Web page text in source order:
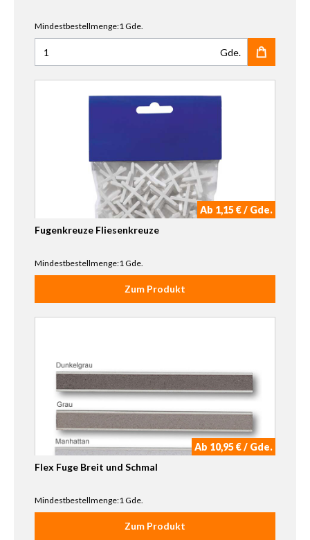
Mindestbestellmenge:1 Gde.
Anzahl für Ausgleichsmasse Nivelliermasse Plus 25 kg
Gde.
Ab 1,15 € / Gde.
Fugenkreuze Fliesenkreuze
Mindestbestellmenge:1 Gde.
Zum Produkt
Ab 10,95 € / Gde.
Flex Fuge Breit und Schmal
Mindestbestellmenge:1 Gde.
Zum Produkt